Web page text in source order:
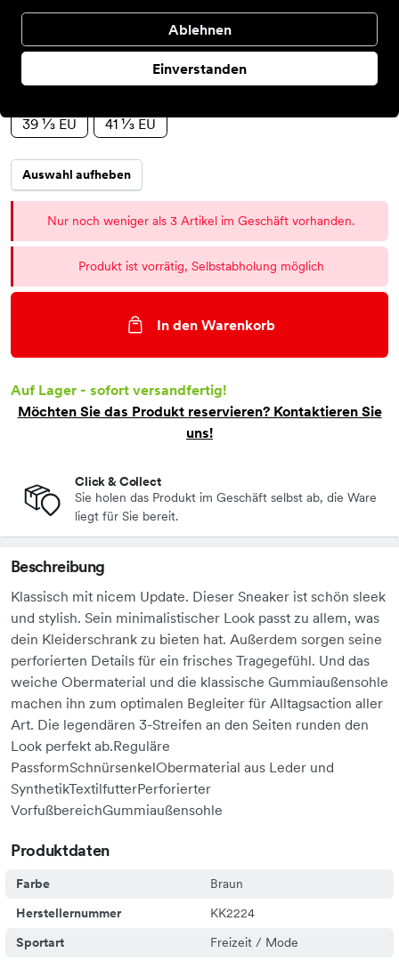
Ablehnen
Einverstanden
36 ⅔ EU
37 ⅓ EU 38 EU
38 ⅔ EU
39 ⅓ EU
41 ⅓ EU
Auswahl aufheben
Nur noch weniger als 3 Artikel im Geschäft vorhanden.
Produkt ist vorrätig, Selbstabholung möglich
In den Warenkorb
Auf Lager - sofort versandfertig!
Möchten Sie das Produkt reservieren? Kontaktieren Sie
uns!
Click & Collect
Sie holen das Produkt im Geschäft selbst ab, die Ware
liegt für Sie bereit.
Beschreibung
Klassisch mit nicem Update. Dieser Sneaker ist schön sleek
und stylish. Sein minimalistischer Look passt zu allem, was
dein Kleiderschrank zu bieten hat. Außerdem sorgen seine
perforierten Details für ein frisches Tragegefühl. Und das
weiche Obermaterial und die klassische Gummiaußensohle
machen ihn zum optimalen Begleiter für Alltagsaction aller
Art. Die legendären 3-Streifen an den Seiten runden den
Look perfekt ab.Reguläre
PassformSchnürsenkelObermaterial aus Leder und
SynthetikTextilfutterPerforierter
VorfußbereichGummiaußensohle
Produktdaten
Farbe
Braun
Herstellernummer
KK2224
Sportart
Freizeit / Mode